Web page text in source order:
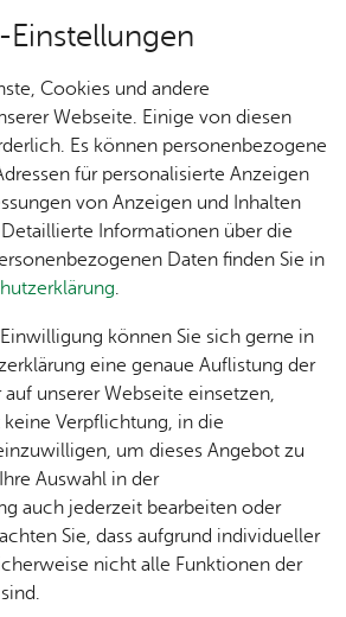
Orts­
vor­
& Ort­
schaft
s­rat
Ver­
eins­le­
ben
Ak­ti­on
mein­
sinn
Ai­lin­
gen
Öf­
fent­li­
Bil­der
Orts­
plan
Aus­bil­
dung
& of­fe­
Ver­an­stal­tung dru­cken
Vor­le­sen
2026, 10:00 Uhr
Uhr
lädt zur Herbstbörse ein.
Einstellungen
Cookies und andere
Webseite. Einige von diesen
Es können personenbezogene
für personalisierte Anzeigen
von Anzeigen und Inhalten
Informationen über die
Daten finden Sie in
.
können Sie sich gerne in
eine genaue Auflistung der
unserer Webseite einsetzen,
keine Verpflichtung, in die
um dieses Angebot zu
Auswahl in der
auch jederzeit bearbeiten oder
Sie, dass aufgrund individueller
nicht alle Funktionen der